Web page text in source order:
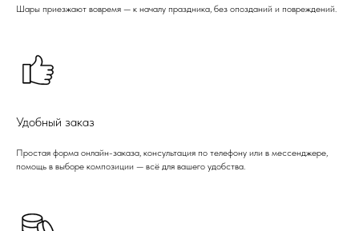
Шары приезжают вовремя — к началу праздника, без опозданий и повреждений.
Удобный заказ
Простая форма онлайн-заказа, консультация по телефону или в мессенджере,
помощь в выборе композиции — всё для вашего удобства.